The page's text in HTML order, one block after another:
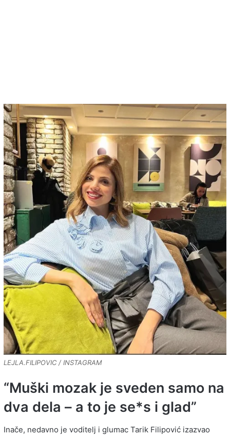
LEJLA.FILIPOVIC / INSTAGRAM
“Muški mozak je sveden samo na
dva dela – a to je se*s i glad”
Inače, nedavno je voditelj i glumac Tarik Filipović izazvao